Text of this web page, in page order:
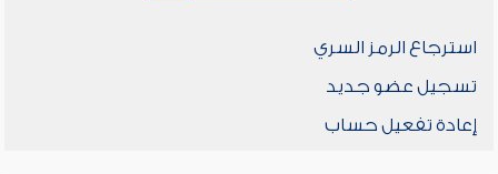
استرجاع الرمز السري
تسجيل عضو جديد
إعادة تفعيل حساب